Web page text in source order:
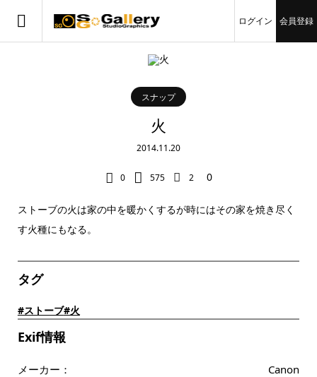
ログイン 会員登録
スナップ
火
2014.11.20
0 575 2 0
ストーブの火は家の中を暖かくするが時にはその家を焼き尽く
す火種にもなる。
タグ
#ストーブ#火
Exif情報
メーカー：
Canon